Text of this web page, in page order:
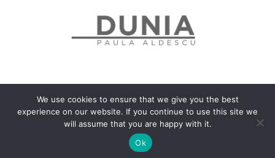
Politica de confidențialitate
Politică privind fișierele cookies
Copyrights © 2018 Dunia
We use cookies to ensure that we give you the best
experience on our website. If you continue to use this site we
will assume that you are happy with it.
Ok